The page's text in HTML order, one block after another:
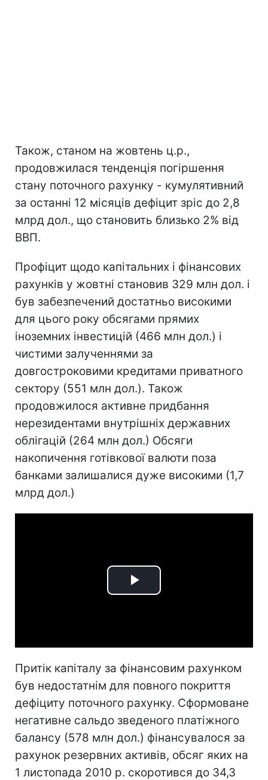
Також, станом на жовтень ц.р.,
продовжилася тенденція погіршення
стану поточного рахунку - кумулятивний
за останні 12 місяців дефіцит зріс до 2,8
млрд дол., що становить близько 2% від
ВВП.
Профіцит щодо капітальних і фінансових
рахунків у жовтні становив 329 млн дол. і
був забезпечений достатньо високими
для цього року обсягами прямих
іноземних інвестицій (466 млн дол.) і
чистими залученнями за
довгостроковими кредитами приватного
сектору (551 млн дол.). Також
продовжилося активне придбання
нерезидентами внутрішніх державних
облігацій (264 млн дол.) Обсяги
накопичення готівкової валюти поза
банками залишалися дуже високими (1,7
млрд дол.)
Play
Притік капіталу за фінансовим рахунком
був недостатнім для повного покриття
дефіциту поточного рахунку. Сформоване
негативне сальдо зведеного платіжного
балансу (578 млн дол.) фінансувалося за
рахунок резервних активів, обсяг яких на
1 листопада 2010 р. скоротився до 34,3